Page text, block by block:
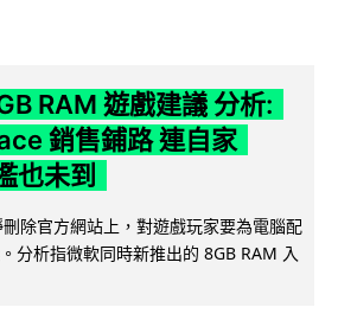
RAM 遊戲建議 分析:
銷售鋪路 連自家
也未到
除官方網站上，對遊戲玩家要為電腦配
分析指微軟同時新推出的 8GB RAM 入